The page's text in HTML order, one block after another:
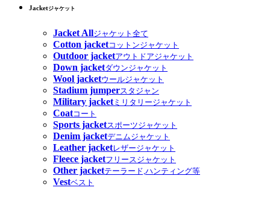
Jacketジャケット
Jacket Allジャケット全て
Cotton jacketコットンジャケット
Outdoor jacketアウトドアジャケット
Down jacketダウンジャケット
Wool jacketウールジャケット
Stadium jumperスタジャン
Military jacketミリタリージャケット
Coatコート
Sports jacketスポーツジャケット
Denim jacketデニムジャケット
Leather jacketレザージャケット
Fleece jacketフリースジャケット
Other jacketテーラード,ハンティング等
Vestベスト